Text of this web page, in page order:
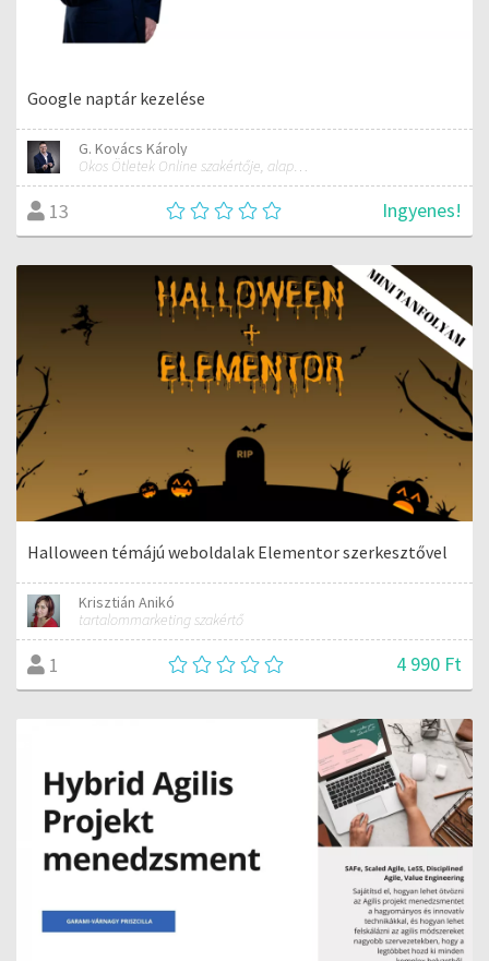
Google naptár kezelése
G. Kovács Károly
Okos Ötletek Online szakértője, alapítója
13 Ingyenes!
Halloween témájú weboldalak Elementor szerkesztővel
Krisztián Anikó
tartalommarketing szakértő
1 4 990 Ft